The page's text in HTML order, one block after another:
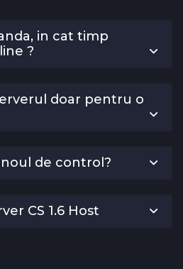
in cat timp
?
doar pentru o
de control?
CS 1.6 Host